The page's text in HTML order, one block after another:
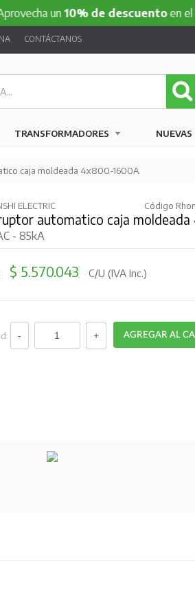
un10% de descuentoen el total de
CONTÁCTANOS
TRANSFORMADORES NUEVAS
caja moldeada 4x800-1600A
ELECTRIC Código
automatico caja
- 85kA
$ 5.570.043 C/U (IVA Inc.)